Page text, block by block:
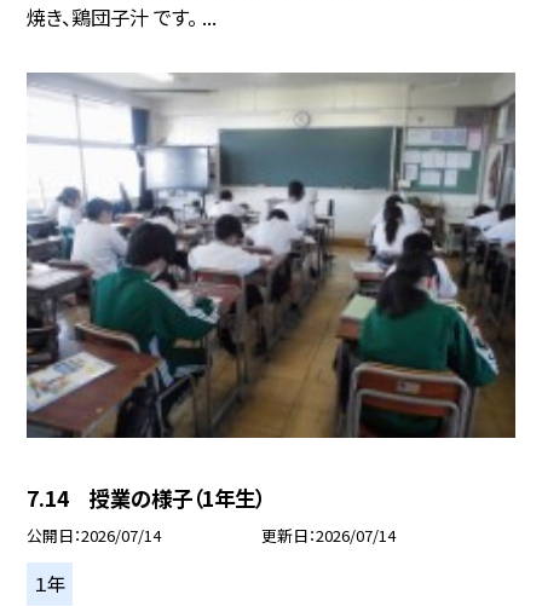
焼き、鶏団子汁 です。 ...
7.14 授業の様子（1年生）
公開日 2026/07/14 更新日 2026/07/14
１年